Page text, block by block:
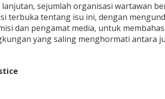
sejumlah organisasi wartawan
terbuka tentang isu ini, dengan
dan pengamat media, untuk
yang saling menghormati antara